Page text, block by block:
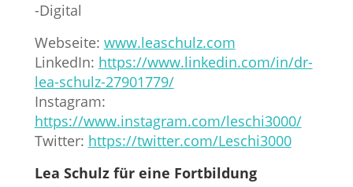
-Digital
Webseite: www.leaschulz.com
LinkedIn: https://www.linkedin.com/in/dr-
lea-schulz-27901779/
Instagram:
https://www.instagram.com/leschi3000/
Twitter: https://twitter.com/Leschi3000
Lea Schulz für eine Fortbildung